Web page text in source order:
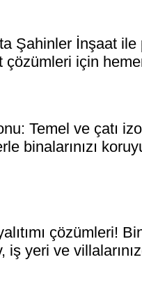
Şahinler İnşaat ile
için
Temel ve çatı
binalarınızı
çözümleri!
yeri ve